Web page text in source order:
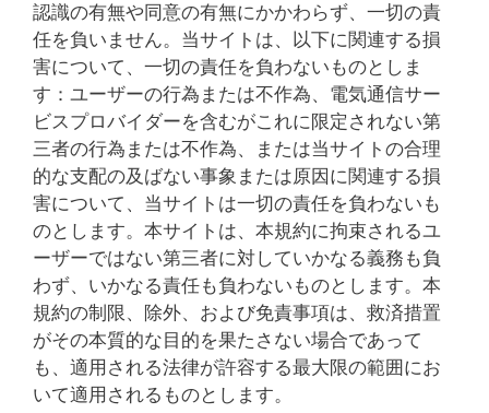
認識の有無や同意の有無にかかわらず、一切の責
任を負いません。当サイトは、以下に関連する損
害について、一切の責任を負わないものとしま
す：ユーザーの行為または不作為、電気通信サー
ビスプロバイダーを含むがこれに限定されない第
三者の行為または不作為、または当サイトの合理
的な支配の及ばない事象または原因に関連する損
害について、当サイトは一切の責任を負わないも
のとします。本サイトは、本規約に拘束されるユ
ーザーではない第三者に対していかなる義務も負
わず、いかなる責任も負わないものとします。本
規約の制限、除外、および免責事項は、救済措置
がその本質的な目的を果たさない場合であって
も、適用される法律が許容する最大限の範囲にお
いて適用されるものとします。